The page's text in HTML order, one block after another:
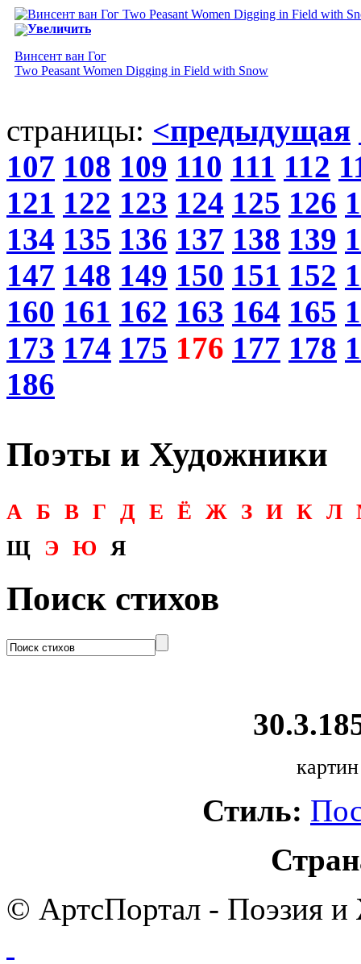
Увеличить
Винсент ван Гог
Two Peasant Women Digging in Field with Snow
страницы: <предыдущая
107 108 109 110 111 112
121 122 123 124 125 126
134 135 136 137 138 139
147 148 149 150 151 152
160 161 162 163 164 165
173 174 175 176 177 178
186
Поэты и Художники
А Б В Г Д Е Ё Ж З И К Л
Щ
Э Ю Я
Поиск стихов
Стиль:
© АртсПортал - Поэзия